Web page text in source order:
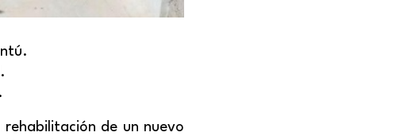
de un nuevo